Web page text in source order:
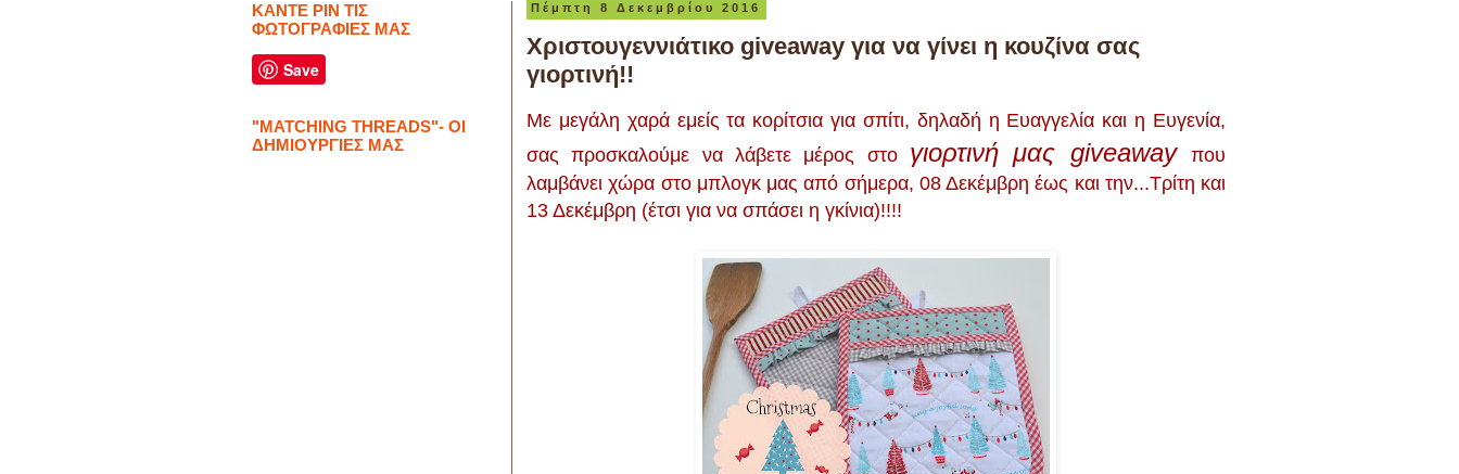
Πέμπτη 8 Δεκεμβρίου 2016
Χριστουγεννιάτικο giveaway για να γίνει η κουζίνα σας
γιορτινή!!
Με μεγάλη χαρά εμείς τα κορίτσια για σπίτι, δηλαδή η Ευαγγελία και η Ευγενία,
σας προσκαλούμε να λάβετε μέρος στο γιορτινή μας giveaway που
λαμβάνει χώρα στο μπλογκ μας από σήμερα, 08 Δεκέμβρη έως και την...Τρίτη και
13 Δεκέμβρη (έτσι για να σπάσει η γκίνια)!!!!
ΚΑΝΤΕ PIN ΤΙΣ
ΦΩΤΟΓΡΑΦΙΕΣ ΜΑΣ
Save
"MATCHING THREADS"- ΟΙ
ΔΗΜΙΟΥΡΓΙΕΣ ΜΑΣ